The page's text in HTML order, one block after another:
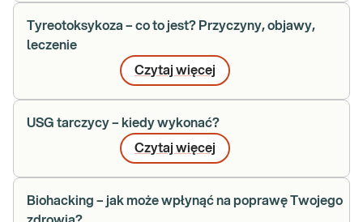
Tyreotoksykoza – co to jest? Przyczyny, objawy,
leczenie
Czytaj więcej
USG tarczycy – kiedy wykonać?
Czytaj więcej
Biohacking – jak może wpłynąć na poprawę Twojego